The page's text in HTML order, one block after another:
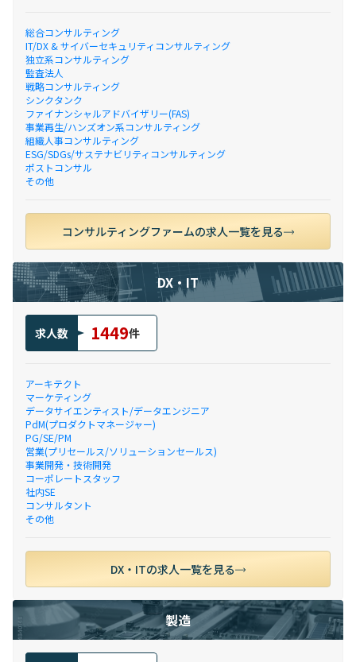
総合コンサルティング
IT/DX & サイバーセキュリティコンサルティング
独立系コンサルティング
監査法人
戦略コンサルティング
シンクタンク
ファイナンシャルアドバイザリー(FAS)
事業再生/ハンズオン系コンサルティング
組織人事コンサルティング
ESG/SDGs/サステナビリティコンサルティング
ポストコンサル
その他
コンサルティングファームの求人一覧を見る
DX・IT
求人数 1449件
アーキテクト
マーケティング
データサイエンティスト/データエンジニア
PdM(プロダクトマネージャー)
PG/SE/PM
営業(プリセールス/ソリューションセールス)
事業開発・技術開発
コーポレートスタッフ
社内SE
コンサルタント
その他
DX・ITの求人一覧を見る
製造